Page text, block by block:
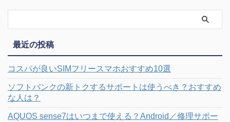
最近の投稿
コスパが良いSIMフリースマホおすすめ10選
ソフトバンクの新トクするサポートは使うべき？おすすめ
な人は？
AQUOS sense7はいつまで使える？Android／修理サポー